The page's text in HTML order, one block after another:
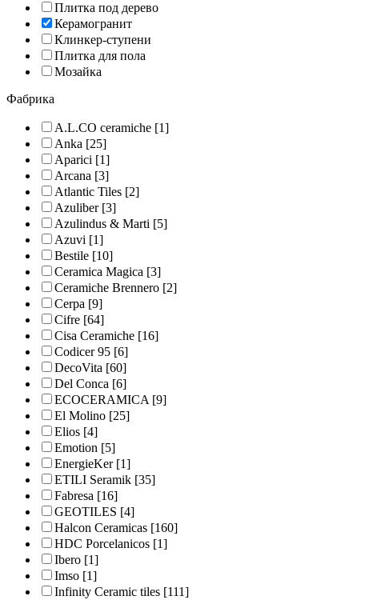
Плитка под дерево
Керамогранит
Клинкер-ступени
Плитка для пола
Мозайка
Фабрика
A.L.CO ceramiche [1]
Anka [25]
Aparici [1]
Arcana [3]
Atlantic Tiles [2]
Azuliber[3]
Azulindus & Marti [5]
Azuvi [1]
Bestile [10]
Ceramica Magica [3]
Ceramiche Brennero [2]
Cerpa [9]
Cifre [64]
Cisa Ceramiche [16]
Codicer 95 [6]
DecoVita [60]
Del Conca [6]
ECOCERAMICA[9]
El Molino [25]
Elios [4]
Emotion [5]
EnergieKer[1]
ETILI Seramik [35]
Fabresa [16]
GEOTILES [4]
Halcon Ceramicas [160]
HDC Porcelanicos [1]
Ibero [1]
Imso [1]
Infinity Ceramic tiles [111]